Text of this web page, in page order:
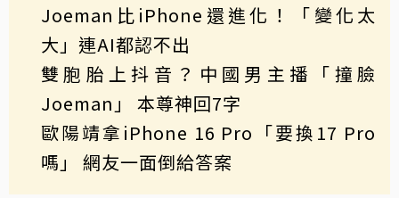
Joeman比iPhone還進化！「變化太
大」連AI都認不出
雙胞胎上抖音？中國男主播「撞臉
Joeman」 本尊神回7字
歐陽靖拿iPhone 16 Pro「要換17 Pro
嗎」 網友一面倒給答案